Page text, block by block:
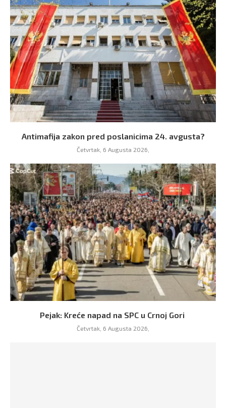
Antimafija zakon pred poslanicima 24. avgusta?
Četvrtak, 6 Augusta 2026,
Pejak: Kreće napad na SPC u Crnoj Gori
Četvrtak, 6 Augusta 2026,